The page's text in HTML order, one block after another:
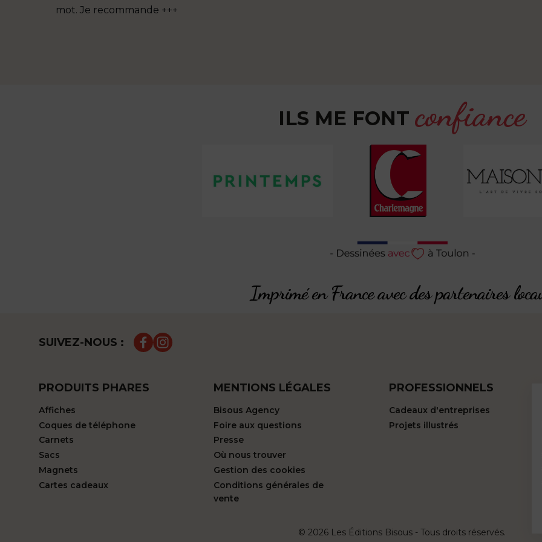
mot. Je recommande +++
ILS ME FONT confiance
Imprimé en France avec des partenaires
SUIVEZ-NOUS :
PRODUITS PHARES
Affiches
Coques de téléphone
Carnets
Sacs
Magnets
Cartes cadeaux
MENTIONS LÉGALES
Bisous Agency
Foire aux questions
Presse
Où nous trouver
Gestion des cookies
Conditions générales de
vente
PROFESSIONNELS
Cadeaux d'entreprises
Projets illustrés
© 2026 Les Éditions Bisous - Tous droits réservés.